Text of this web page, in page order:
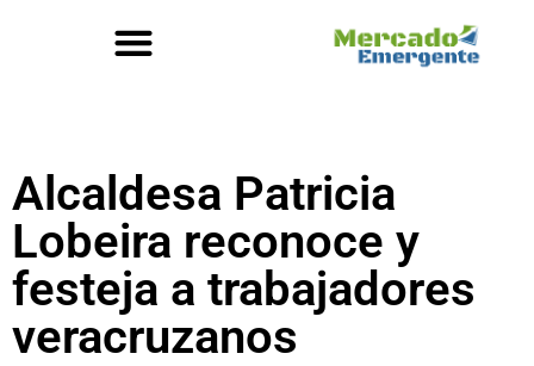
Alcaldesa Patricia
Lobeira reconoce y
festeja a trabajadores
veracruzanos